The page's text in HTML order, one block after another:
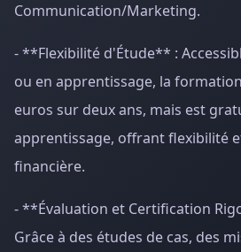
Communication/Marketing.
- **Flexibilité d'Étude** :
ou en apprentissage, la
euros sur deux ans, mais est
apprentissage, offrant flexibilité
financière.
- **Évaluation et Certification
Grâce à des études de cas, des